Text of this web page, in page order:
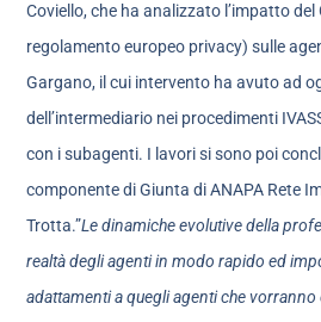
Coviello, che ha analizzato l’impatto del
regolamento europeo privacy) sulle
Gargano, il cui intervento ha avuto ad
dell’intermediario nei procedimenti
con i subagenti. I lavori si sono poi
componente di Giunta di ANAPA Rete
Trotta.”Le dinamiche evolutive della
realtà degli agenti in modo rapido ed
adattamenti a quegli agenti che